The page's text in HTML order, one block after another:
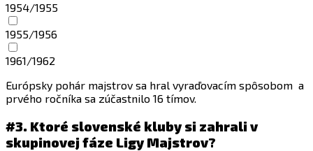
1954/1955
1955/1956
1961/1962
Európsky pohár majstrov sa hral vyraďovacím spôsobom a
prvého ročníka sa zúčastnilo 16 tímov.
#3. Ktoré slovenské kluby si zahrali v
skupinovej fáze Ligy Majstrov?